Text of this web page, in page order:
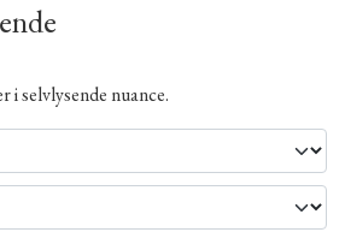
i selvlysende nuance.